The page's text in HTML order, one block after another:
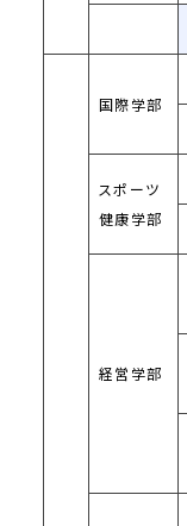
国際学部
スポーツ
健康学部
経営学部